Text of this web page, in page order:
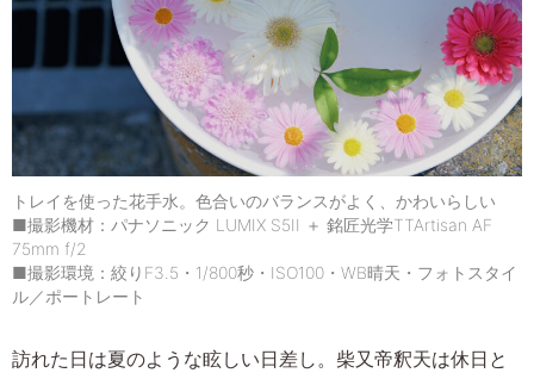
トレイを使った花手水。色合いのバランスがよく、かわいらしい
■撮影機材：パナソニック LUMIX S5II ＋ 銘匠光学TTArtisan AF
75mm f/2
■撮影環境：絞りF3.5・1/800秒・ISO100・WB晴天・フォトスタイ
ル／ポートレート
訪れた日は夏のような眩しい日差し。柴又帝釈天は休日と